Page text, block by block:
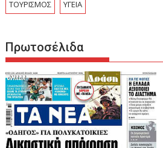
ΤΟΥΡΙΣΜΟΣ ΥΓΕΙΑ
Πρωτοσέλιδα